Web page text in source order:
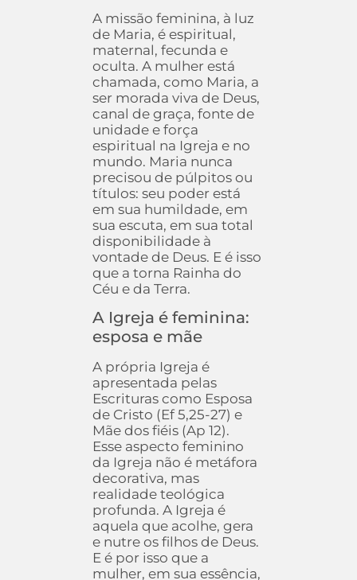
A missão feminina, à luz
de Maria, é espiritual,
maternal, fecunda e
oculta. A mulher está
chamada, como Maria, a
ser morada viva de Deus,
canal de graça, fonte de
unidade e força
espiritual na Igreja e no
mundo. Maria nunca
precisou de púlpitos ou
títulos: seu poder está
em sua humildade, em
sua escuta, em sua total
disponibilidade à
vontade de Deus. E é isso
que a torna Rainha do
Céu e da Terra.
A Igreja é feminina:
esposa e mãe
A própria Igreja é
apresentada pelas
Escrituras como Esposa
de Cristo (Ef 5,25-27) e
Mãe dos fiéis (Ap 12).
Esse aspecto feminino
da Igreja não é metáfora
decorativa, mas
realidade teológica
profunda. A Igreja é
aquela que acolhe, gera
e nutre os filhos de Deus.
E é por isso que a
mulher, em sua essência,